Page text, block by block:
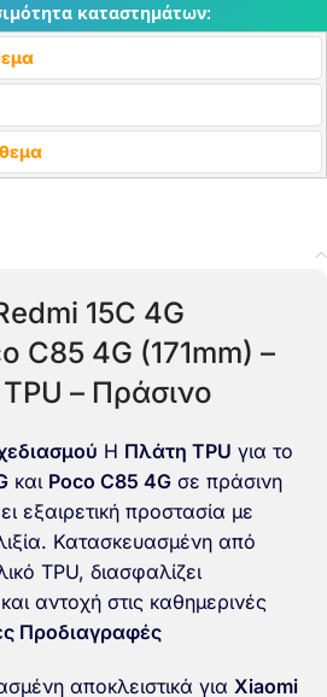
καταστημάτων:
15C 4G
C85 4G (171mm) –
– Πράσινο
Η Πλάτη TPU για το
και Poco C85 4G σε πράσινη
εξαιρετική προστασία με
Κατασκευασμένη από
TPU, διασφαλίζει
αντοχή στις καθημερινές
Προδιαγραφές
αποκλειστικά για Xiaomi